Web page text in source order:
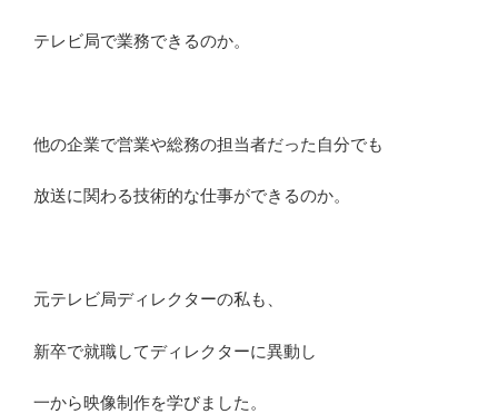
テレビ局で業務できるのか。
他の企業で営業や総務の担当者だった自分でも
放送に関わる技術的な仕事ができるのか。
元テレビ局ディレクターの私も、
新卒で就職してディレクターに異動し
一から映像制作を学びました。